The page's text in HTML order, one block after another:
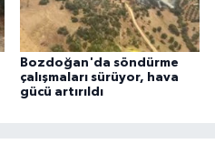
Bozdoğan'da söndürme
çalışmaları sürüyor, hava
gücü artırıldı